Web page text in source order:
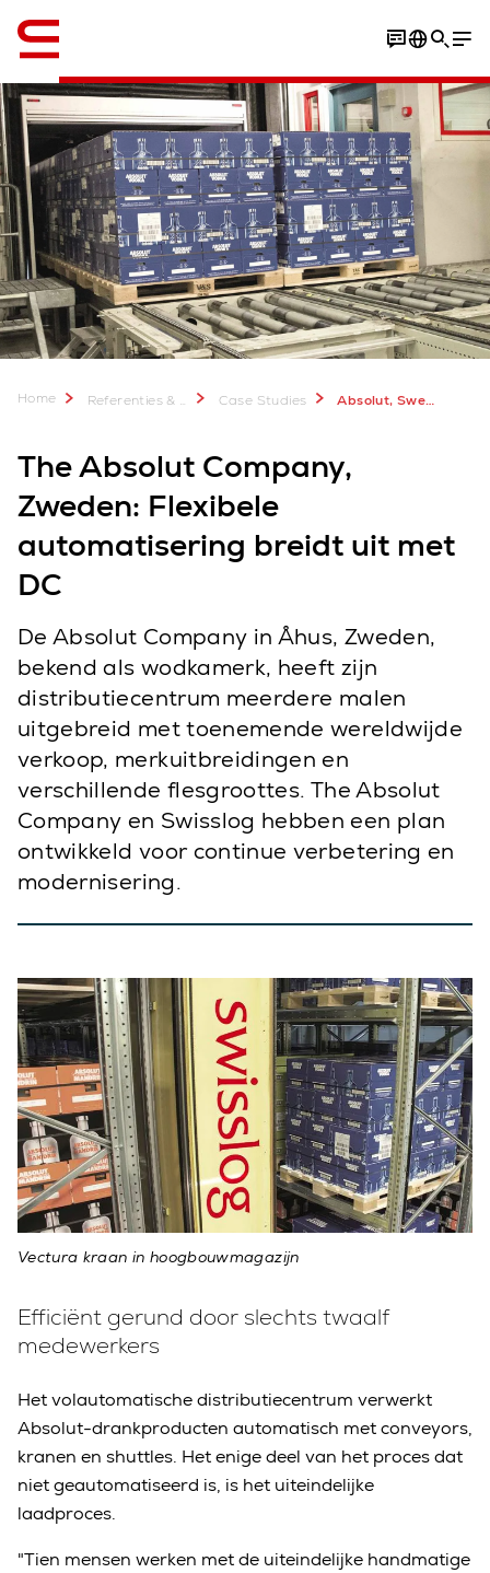
Download Case Study
Home Referenties & meer Case Studies Absolut, Sweden
The Absolut Company,
Zweden: Flexibele
automatisering breidt uit met
DC
De Absolut Company in Åhus, Zweden,
bekend als wodkamerk, heeft zijn
distributiecentrum meerdere malen
uitgebreid met toenemende wereldwijde
verkoop, merkuitbreidingen en
verschillende flesgroottes. The Absolut
Company en Swisslog hebben een plan
ontwikkeld voor continue verbetering en
modernisering.
Vectura kraan in hoogbouwmagazijn
Efficiënt gerund door slechts twaalf
medewerkers
Het volautomatische distributiecentrum verwerkt
Absolut-drankproducten automatisch met conveyors,
kranen en shuttles. Het enige deel van het proces dat
niet geautomatiseerd is, is het uiteindelijke
laadproces.
"Tien mensen werken met de uiteindelijke handmatige